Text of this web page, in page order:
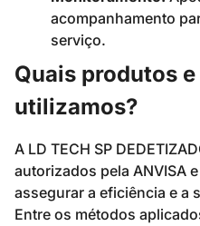
acompanhamento
serviço.
Quais produtos
utilizamos?
A LD TECH SP
autorizados pela ANVISA
assegurar a eficiência e a
Entre os métodos